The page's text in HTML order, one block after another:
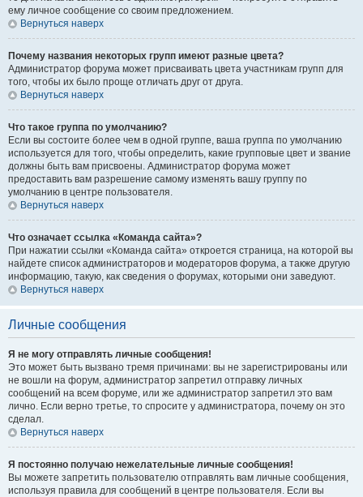
ему личное сообщение со своим предложением.
Вернуться наверх
Почему названия некоторых групп имеют разные цвета?
Администратор форума может присваивать цвета участникам групп для
того, чтобы их было проще отличать друг от друга.
Вернуться наверх
Что такое группа по умолчанию?
Если вы состоите более чем в одной группе, ваша группа по умолчанию
используется для того, чтобы определить, какие групповые цвет и звание
должны быть вам присвоены. Администратор форума может
предоставить вам разрешение самому изменять вашу группу по
умолчанию в центре пользователя.
Вернуться наверх
Что означает ссылка «Команда сайта»?
При нажатии ссылки «Команда сайта» откроется страница, на которой вы
найдете список администраторов и модераторов форума, а также другую
информацию, такую, как сведения о форумах, которыми они заведуют.
Вернуться наверх
Личные сообщения
Я не могу отправлять личные сообщения!
Это может быть вызвано тремя причинами: вы не зарегистрированы или
не вошли на форум, администратор запретил отправку личных
сообщений на всем форуме, или же администратор запретил это вам
лично. Если верно третье, то спросите у администратора, почему он это
сделал.
Вернуться наверх
Я постоянно получаю нежелательные личные сообщения!
Вы можете запретить пользователю отправлять вам личные сообщения,
используя правила для сообщений в центре пользователя. Если вы